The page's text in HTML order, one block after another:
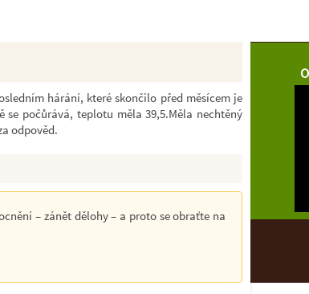
hárání, které skončilo před měsícem je
počůrává, teplotu měla 39,5.Měla nechtěný
odpověd.
– zánět dělohy – a proto se obraťte na